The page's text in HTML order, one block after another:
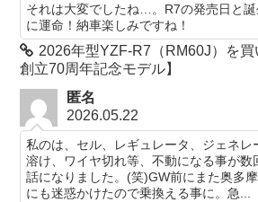
それは大変でしたね…。R7の発売日と誕
に運命！納車楽しみですね！
2026年型YZF-R7（RM60J）を
創立70周年記念モデル】
匿名
2026.05.22
私のは、セル、レギュレータ、ジェネレ
溶け、ワイヤ切れ等、不動になる事が数
話になりました。(笑)GW前にまた奥多
にも迷惑かけたので乗換える事に。急...